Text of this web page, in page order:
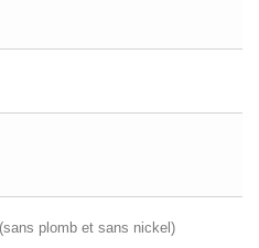
plomb et sans nickel)